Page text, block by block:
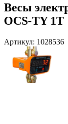
Весы
OCS-TY 1T
Артикул: 1028536